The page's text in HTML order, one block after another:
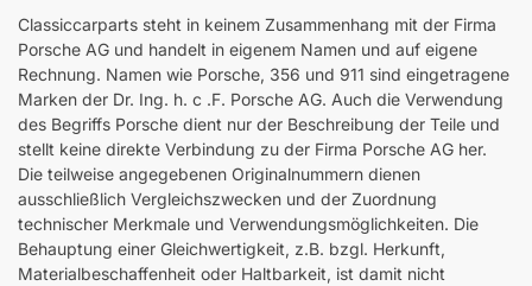
Classiccarparts steht in keinem Zusammenhang mit der Firma
Porsche AG und handelt in eigenem Namen und auf eigene
Rechnung. Namen wie Porsche, 356 und 911 sind eingetragene
Marken der Dr. Ing. h. c .F. Porsche AG. Auch die Verwendung
des Begriffs Porsche dient nur der Beschreibung der Teile und
stellt keine direkte Verbindung zu der Firma Porsche AG her.
Die teilweise angegebenen Originalnummern dienen
ausschließlich Vergleichszwecken und der Zuordnung
technischer Merkmale und Verwendungsmöglichkeiten. Die
Behauptung einer Gleichwertigkeit, z.B. bzgl. Herkunft,
Materialbeschaffenheit oder Haltbarkeit, ist damit nicht